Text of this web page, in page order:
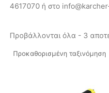
ΥΠΗΡΕΣΙΕΣ-ΝΕΑ-ΛΥΣΕΙΣ
4617070 ή στο
Προβάλλονται όλα - 3